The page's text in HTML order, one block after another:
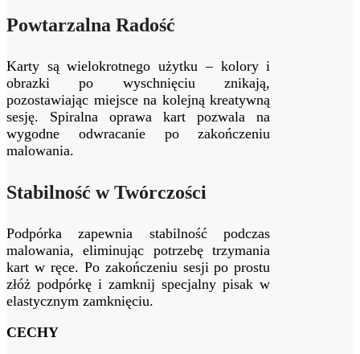
Powtarzalna Radość
Karty są wielokrotnego użytku – kolory i
obrazki po wyschnięciu znikają,
pozostawiając miejsce na kolejną kreatywną
sesję. Spiralna oprawa kart pozwala na
wygodne odwracanie po zakończeniu
malowania.
Stabilność w Twórczości
Podpórka zapewnia stabilność podczas
malowania, eliminując potrzebę trzymania
kart w ręce. Po zakończeniu sesji po prostu
złóż podpórkę i zamknij specjalny pisak w
elastycznym zamknięciu.
CECHY